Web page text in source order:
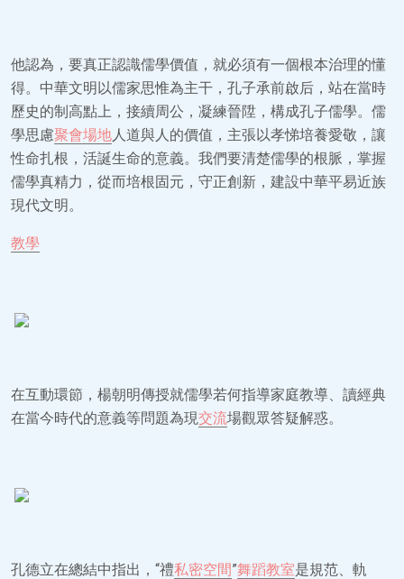
他認為，要真正認識儒學價值，就必須有一個根本治理的懂
得。中華文明以儒家思惟為主干，孔子承前啟后，站在當時
歷史的制高點上，接續周公，凝練晉陞，構成孔子儒學。儒
學思慮聚會場地人道與人的價值，主張以孝悌培養愛敬，讓
性命扎根，活誕生命的意義。我們要清楚儒學的根脈，掌握
儒學真精力，從而培根固元，守正創新，建設中華平易近族
現代文明。
教學
在互動環節，楊朝明傳授就儒學若何指導家庭教導、讀經典
在當今時代的意義等問題為現交流場觀眾答疑解惑。
孔德立在總結中指出，“禮私密空間”舞蹈教室是規范、軌